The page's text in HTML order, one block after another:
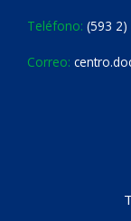
Teléfono: (593
Correo: